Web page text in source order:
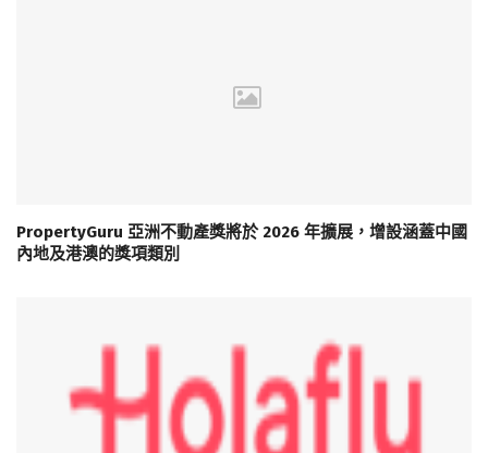
PropertyGuru 亞洲不動產獎將於 2026 年擴展，增設涵蓋中國
內地及港澳的獎項類別